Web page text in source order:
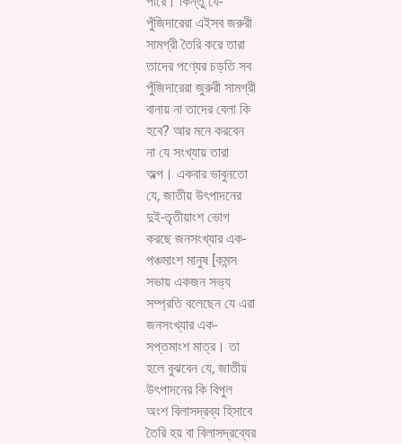
পুঁজিদারেরা এইসব জরুরী
সামগ্রী তৈরি করে তারা
তাদের পণ্যের চড়তি সব
পুঁজিদারেরা জুরুরী সামগ্রী
বানায় না তাদের বেলা কি
হবে? আর মনে করবেন
না যে সংখ্যায় তারা
অল্প। একবার ভাবুনতো
যে, জাতীয় উৎপাদনের
দুই-তৃতীয়াংশ ভোগ
করছে জনসংখ্যার এক-
পঞ্চমাংশ মানুষ [কমন্স
সভায় একজন সভ্য
সম্প্রতি বলেছেন যে এরা
জনসংখ্যার এক-
সপ্তমাংশ মাত্র। তা
হলে বুঝবেন যে, জাতীয়
উৎপাদনের কি বিপুল
অংশ বিলাসদ্রব্য হিসাবে
তৈরি হয় বা বিলাসদ্রব্যের